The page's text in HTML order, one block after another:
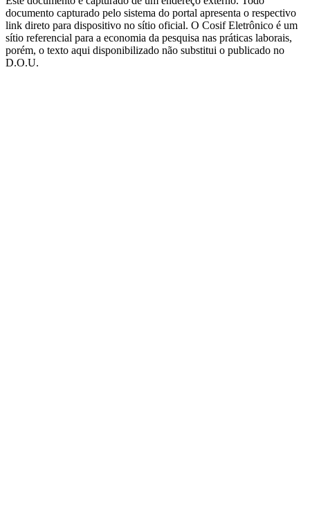
documento capturado pelo sistema do portal apresenta o respectivo
link direto para dispositivo no sítio oficial. O Cosif Eletrônico é um
sítio referencial para a economia da pesquisa nas práticas laborais,
porém, o texto aqui disponibilizado não substitui o publicado no
D.O.U.